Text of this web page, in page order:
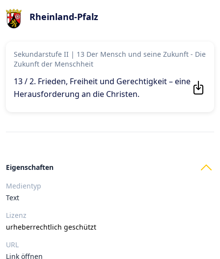
Rheinland-Pfalz
Sekundarstufe II | 13 Der Mensch und seine Zukunft - Die
Zukunft der Menschheit
13 / 2. Frieden, Freiheit und Gerechtigkeit – eine
Herausforderung an die Christen.
Eigenschaften
Medientyp
Text
Lizenz
urheberrechtlich geschützt
URL
Link öffnen